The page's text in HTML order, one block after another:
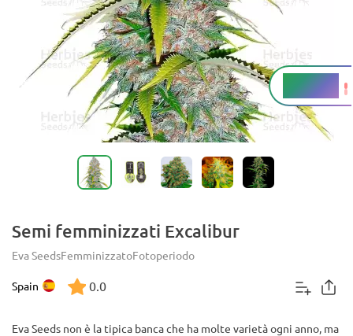
15 - 19%
THC
Semi femminizzati Excalibur
Eva SeedsFemminizzatoFotoperiodo
Spain 0.0
Eva Seeds non è la tipica banca che ha molte varietà ogni anno, ma